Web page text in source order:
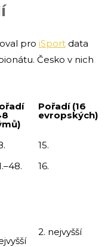
pro iSport data
Česko v nich
Pořadí (16
evropských)
15.
16.
2. nejvyšší